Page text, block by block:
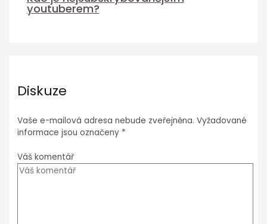
youtuberem?
Diskuze
Vaše e-mailová adresa nebude zveřejněna. Vyžadované
informace jsou označeny *
Váš komentář